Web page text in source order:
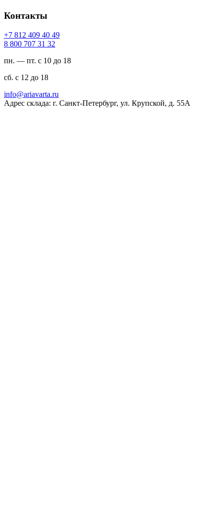
Контакты
94 04 904 218 7+
23 13 707 008 8
пн. — пт. с 10 до 18
сб. с 12 до 18
ur.atravaira@ofni
Адрес склада: г. Санкт-Петербург, ул. Крупской, д. 55А